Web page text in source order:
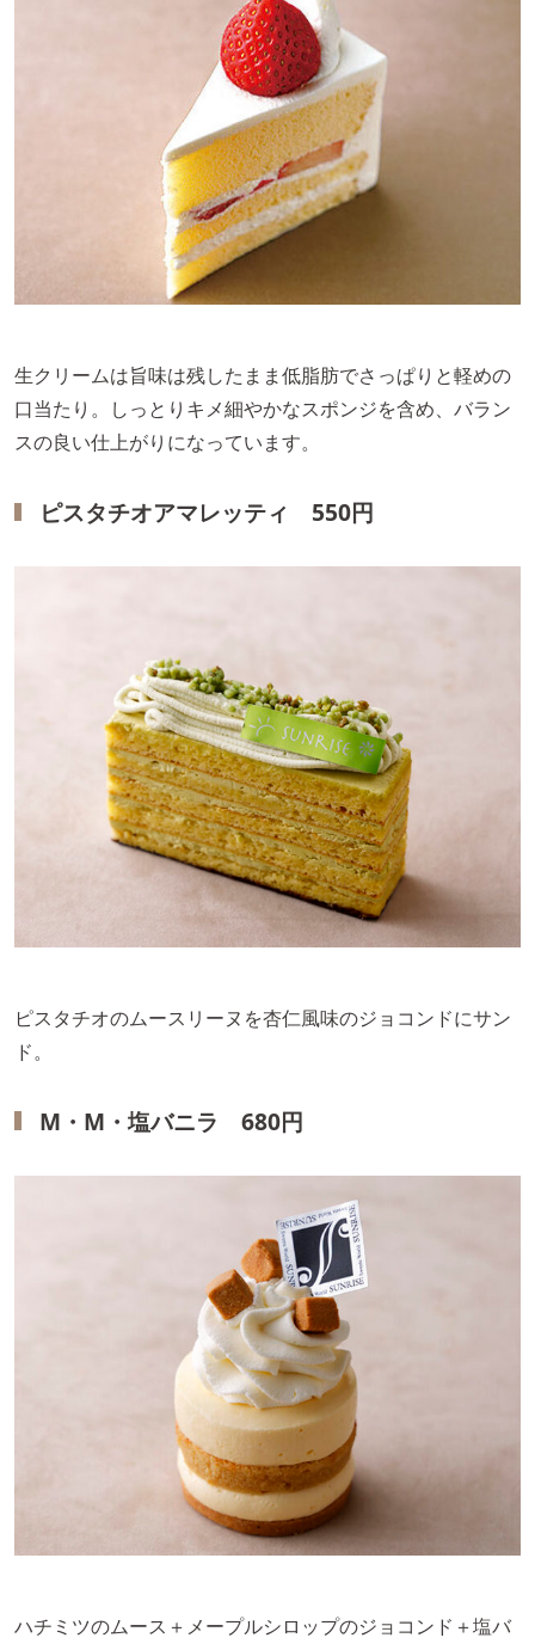
生クリームは旨味は残したまま低脂肪でさっぱりと軽めの
口当たり。しっとりキメ細やかなスポンジを含め、バラン
スの良い仕上がりになっています。
ピスタチオアマレッティ 550円
ピスタチオのムースリーヌを杏仁風味のジョコンドにサン
ド。
M・M・塩バニラ 680円
ハチミツのムース＋メープルシロップのジョコンド＋塩バ